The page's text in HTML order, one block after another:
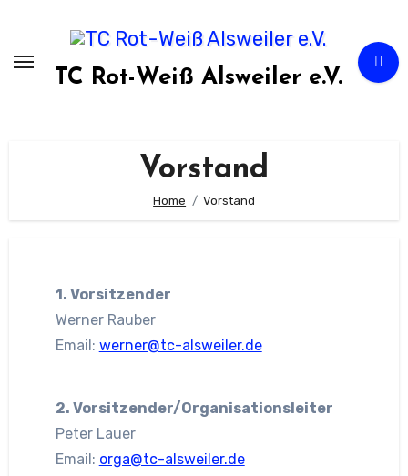
springen
TC Rot-Weiß Alsweiler e.V.
Vorstand
Home Vorstand
1. Vorsitzender
Werner Rauber
Email: werner@tc-alsweiler.de
2. Vorsitzender/Organisationsleiter
Peter Lauer
Email: orga@tc-alsweiler.de